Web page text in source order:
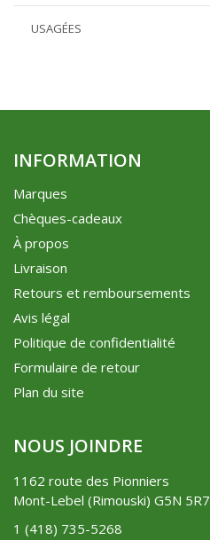
USAGÉES
INFORMATION
Marques
Chèques-cadeaux
À propos
Livraison
Retours et remboursements
Avis légal
Politique de confidentialité
Formulaire de retour
Plan du site
NOUS JOINDRE
1162 route des Pionniers
Mont-Lebel (Rimouski) G5N 5R7
1 (418) 735-5268